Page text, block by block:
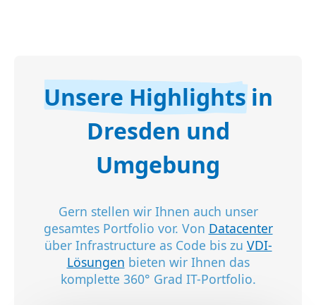
Unsere Highlights in
Dresden und
Umgebung
Gern stellen wir Ihnen auch unser
gesamtes Portfolio vor. Von Datacenter
über Infrastructure as Code bis zu VDI-
Lösungen bieten wir Ihnen das
komplette 360° Grad IT-Portfolio.